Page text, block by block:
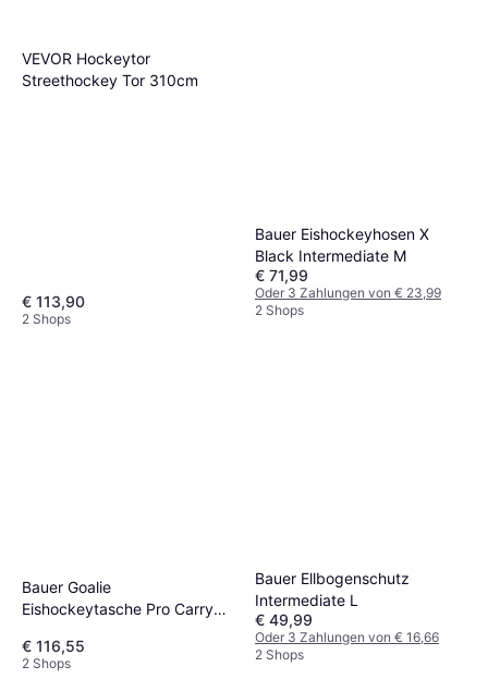
VEVOR Hockeytor
Streethockey Tor 310cm
€ 113,90
2 Shops
Bauer Eishockeyhosen X
Black Intermediate M
€ 71,99
Oder 3 Zahlungen von € 23,99
2 Shops
Bauer Goalie
Eishockeytasche Pro Carry
€ 116,55
2 Shops
Bauer Ellbogenschutz
Intermediate L
€ 49,99
Oder 3 Zahlungen von € 16,66
2 Shops